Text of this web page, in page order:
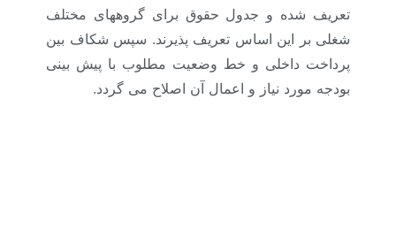
تعریف شده و جدول حقوق برای گروههای مختلف
شغلی بر این اساس تعریف پذیرند. سپس شکاف بین
پرداخت داخلی و خط وضعیت مطلوب با پیش بینی
بودجه مورد نیاز و اعمال آن اصلاح می گردد.